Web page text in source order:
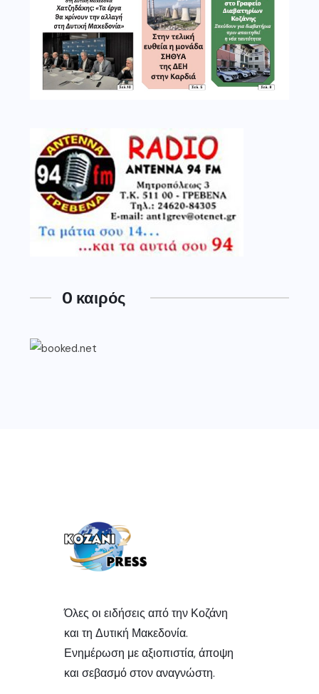
O καιρός
Όλες οι ειδήσεις από την Κοζάνη
και τη Δυτική Μακεδονία.
Ενημέρωση με αξιοπιστία, άποψη
και σεβασμό στον αναγνώστη.